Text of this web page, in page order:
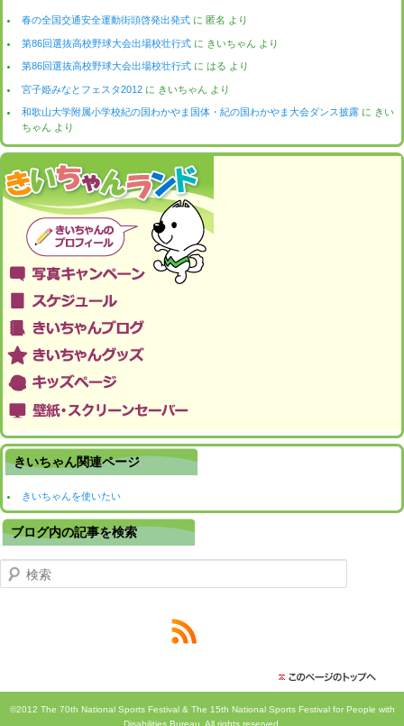
春の全国交通安全運動街頭啓発出発式 に 匿名 より
第86回選抜高校野球大会出場校壮行式 に きいちゃん より
第86回選抜高校野球大会出場校壮行式 にはる より
宮子姫みなとフェスタ2012 に きいちゃん より
和歌山大学附属小学校紀の国わかやま国体・紀の国わかやま大会ダンス披露 に きい
ちゃん より
きいちゃん関連ページ
きいちゃんを使いたい
ブログ内の記事を検索
検索
©2012 The 70th National Sports Festival & The 15th National Sports Festival for People with
Disabilities Bureau. All rights reserved.